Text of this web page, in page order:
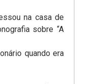
na casa de
sobre “A
quando era